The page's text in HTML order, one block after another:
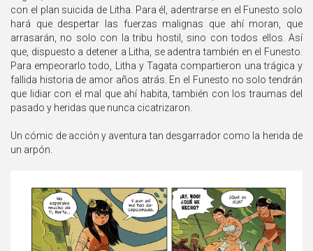
con el plan suicida de Litha. Para él, adentrarse en el Funesto solo
hará que despertar las fuerzas malignas que ahí moran, que
arrasarán, no solo con la tribu hostil, sino con todos ellos. Así
que, dispuesto a detener a Litha, se adentra también en el Funesto.
Para empeorarlo todo, Litha y Tagata compartieron una trágica y
fallida historia de amor años atrás. En el Funesto no solo tendrán
que lidiar con el mal que ahí habita, también con los traumas del
pasado y heridas que nunca cicatrizaron.
Un cómic de acción y aventura tan desgarrador como la herida de
un arpón.